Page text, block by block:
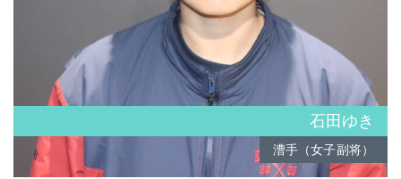
石田ゆき
漕手（女子副将）